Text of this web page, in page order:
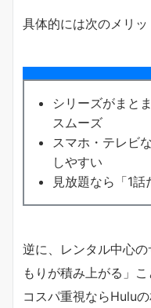
具体的には次のメリッ
シリーズがまと
スムーズ
スマホ・テレビ
しやすい
見放題なら「1話
逆に、レンタル中心
もりが積み上がる」こ
コスパ重視ならHuluの